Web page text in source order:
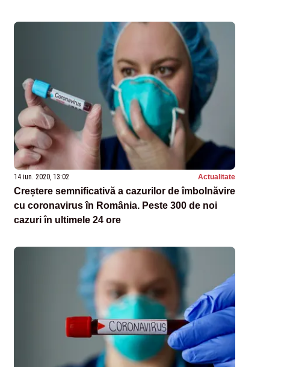
14 iun. 2020, 13:02 Actualitate
Creștere semnificativă a cazurilor de îmbolnăvire
cu coronavirus în România. Peste 300 de noi
cazuri în ultimele 24 ore